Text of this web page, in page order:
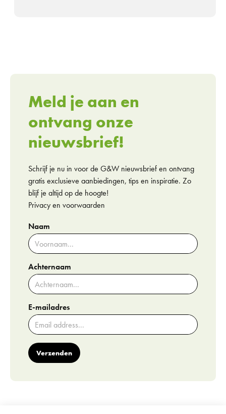
Meld je aan en
ontvang onze
nieuwsbrief!
Schrijf je nu in voor de G&W nieuwsbrief en ontvang
gratis exclusieve aanbiedingen, tips en inspiratie. Zo
blijf je altijd op de hoogte!
Privacy en voorwaarden
Naam
Achternaam
E-mailadres
Verzenden